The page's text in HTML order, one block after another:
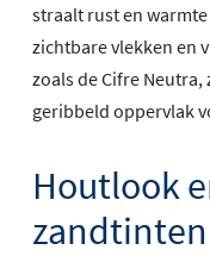
straalt rust en
zichtbare vlekken en
zoals de Cifre
geribbeld oppervlak
Houtlook
zandtinten